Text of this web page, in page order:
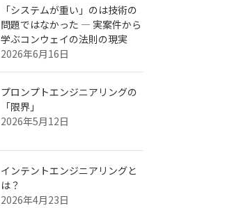
「システムが重い」のは技術の
問題ではなかった — 実案件から
学ぶコンウェイの法則の現実
2026年6月16日
プロンプトエンジニアリングの
「限界」
2026年5月12日
インテントエンジニアリングと
は？
2026年4月23日